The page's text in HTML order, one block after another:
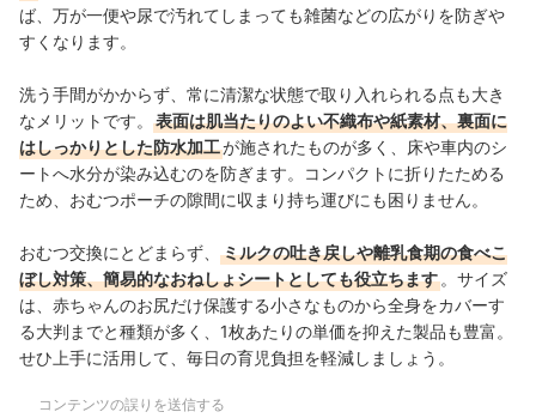
ば、万が一便や尿で汚れてしまっても雑菌などの広がりを防ぎや
すくなります。
洗う手間がかからず、常に清潔な状態で取り入れられる点も大き
なメリットです。
表面は肌当たりのよい不織布や紙素材、裏面に
はしっかりとした防水加工が施されたものが多く、
床や車内のシ
ートへ水分が染み込むのを防ぎます。コンパクトに折りたためる
ため、おむつポーチの隙間に収まり持ち運びにも困りません。
おむつ交換にとどまらず、
ミルクの吐き戻しや離乳食期の食べこ
ぼし対策、簡易的なおねしょシートとしても役立ちます 。サイズ
は、赤ちゃんのお尻だけ保護する小さなものから全身をカバーす
る大判までと種類が多く、1枚あたりの単価を抑えた製品も豊富。
せひ上手に活用して、毎日の育児負担を軽減しましょう。
コンテンツの誤りを送信する